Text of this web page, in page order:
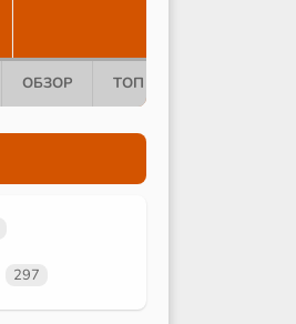
ОБЗОР ТОП 10
297